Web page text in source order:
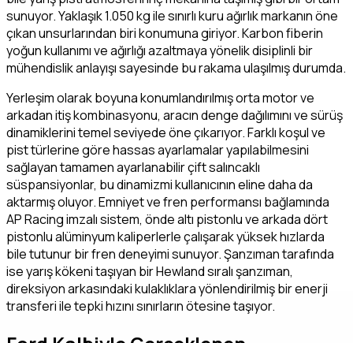
sunuyor. Yaklaşık 1.050 kg ile sınırlı kuru ağırlık markanın öne
çıkan unsurlarından biri konumuna giriyor. Karbon fiberin
yoğun kullanımı ve ağırlığı azaltmaya yönelik disiplinli bir
mühendislik anlayışı sayesinde bu rakama ulaşılmış durumda.
Yerleşim olarak boyuna konumlandırılmış orta motor ve
arkadan itiş kombinasyonu, aracın denge dağılımını ve sürüş
dinamiklerini temel seviyede öne çıkarıyor. Farklı koşul ve
pist türlerine göre hassas ayarlamalar yapılabilmesini
sağlayan tamamen ayarlanabilir çift salıncaklı
süspansiyonlar, bu dinamizmi kullanıcının eline daha da
aktarmış oluyor. Emniyet ve fren performansı bağlamında
AP Racing imzalı sistem, önde altı pistonlu ve arkada dört
pistonlu alüminyum kaliperlerle çalışarak yüksek hızlarda
bile tutunur bir fren deneyimi sunuyor. Şanzıman tarafında
ise yarış kökeni taşıyan bir Hewland sıralı şanzıman,
direksiyon arkasındaki kulaklıklara yönlendirilmiş bir enerji
transferi ile tepki hızını sınırların ötesine taşıyor.